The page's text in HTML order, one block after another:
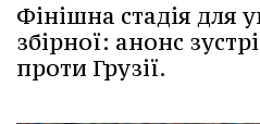
Фінішна стадія для
збірної: анонс
проти Грузії.